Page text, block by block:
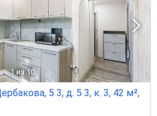
1 из 10
5 3, д. 5 3, к. 3, 42 м²,